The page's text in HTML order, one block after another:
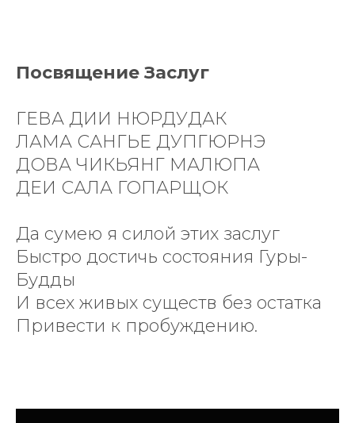
Посвящение Заслуг
ГЕВА ДИИ НЮРДУДАК
ЛАМА САНГЬЕ ДУПГЮРНЭ
ДОВА ЧИКЬЯНГ МАЛЮПА
ДЕИ САЛА ГОПАРЩОК
Да сумею я силой этих заслуг
Быстро достичь состояния Гуры-
Будды
И всех живых существ без остатка
Привести к пробуждению.